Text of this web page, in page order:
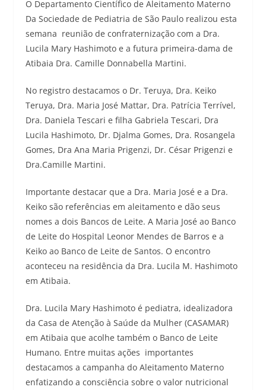
O Departamento Científico de Aleitamento Materno
Da Sociedade de Pediatria de São Paulo realizou esta
semana reunião de confraternização com a Dra.
Lucila Mary Hashimoto e a futura primeira-dama de
Atibaia Dra. Camille Donnabella Martini.
No registro destacamos o Dr. Teruya, Dra. Keiko
Teruya, Dra. Maria José Mattar, Dra. Patrícia Terrível,
Dra. Daniela Tescari e filha Gabriela Tescari, Dra
Lucila Hashimoto, Dr. Djalma Gomes, Dra. Rosangela
Gomes, Dra Ana Maria Prigenzi, Dr. César Prigenzi e
Dra.Camille Martini.
Importante destacar que a Dra. Maria José e a Dra.
Keiko são referências em aleitamento e dão seus
nomes a dois Bancos de Leite. A Maria José ao Banco
de Leite do Hospital Leonor Mendes de Barros e a
Keiko ao Banco de Leite de Santos. O encontro
aconteceu na residência da Dra. Lucila M. Hashimoto
em Atibaia.
Dra. Lucila Mary Hashimoto é pediatra, idealizadora
da Casa de Atenção à Saúde da Mulher (CASAMAR)
em Atibaia que acolhe também o Banco de Leite
Humano. Entre muitas ações importantes
destacamos a campanha do Aleitamento Materno
enfatizando a consciência sobre o valor nutricional